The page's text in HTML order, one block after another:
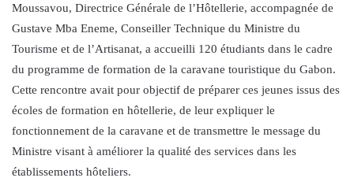
Moussavou, Directrice Générale de l’Hôtellerie, accompagnée de
Gustave Mba Eneme, Conseiller Technique du Ministre du
Tourisme et de l’Artisanat, a accueilli 120 étudiants dans le cadre
du programme de formation de la caravane touristique du Gabon.
Cette rencontre avait pour objectif de préparer ces jeunes issus des
écoles de formation en hôtellerie, de leur expliquer le
fonctionnement de la caravane et de transmettre le message du
Ministre visant à améliorer la qualité des services dans les
établissements hôteliers.